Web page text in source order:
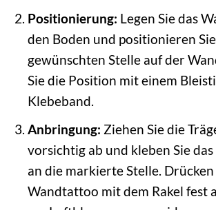
Positionierung: Legen Sie das
den Boden und positionieren
gewünschten Stelle auf der
Sie die Position mit einem
Klebeband.
Anbringung: Ziehen Sie die
vorsichtig ab und kleben Sie
an die markierte Stelle. Drücken
Wandtattoo mit dem Rakel fest